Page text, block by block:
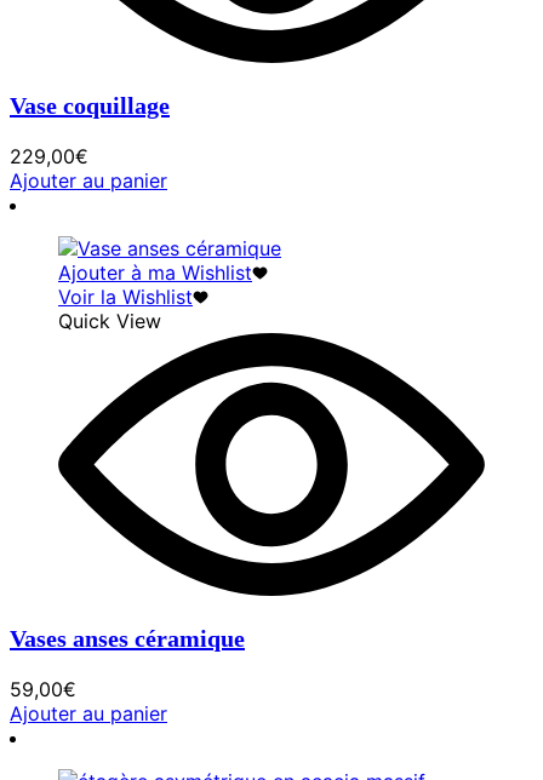
Vase coquillage
229,00€
Ajouter au panier
Ajouter à ma Wishlist
Voir la Wishlist
Quick View
Vases anses céramique
59,00€
Ajouter au panier